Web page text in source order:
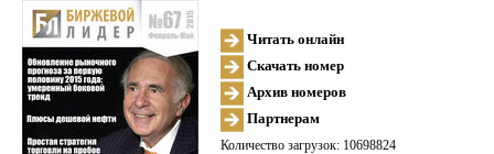
Читать онлайн
Скачать номер
Архив номеров
Партнерам
Количество загрузок: 10698824